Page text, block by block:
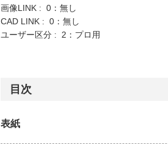
画像LINK : 0：無し
CAD LINK : 0：無し
ユーザー区分 : 2：プロ用
目次
表紙